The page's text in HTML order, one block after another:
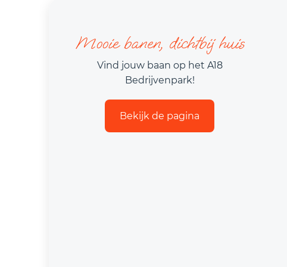
Mooie banen, dichtbij huis
Vind jouw baan op het A18
Bedrijvenpark!
Bekijk de pagina